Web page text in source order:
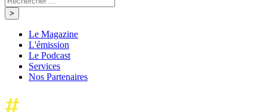
Le Magazine
L'émission
Le Podcast
Services
Nos Partenaires